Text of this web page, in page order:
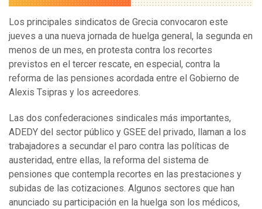
Los principales sindicatos de Grecia convocaron este
jueves a una nueva jornada de huelga general, la segunda en
menos de un mes, en protesta contra los recortes
previstos en el tercer rescate, en especial, contra la
reforma de las pensiones acordada entre el Gobierno de
Alexis Tsipras y los acreedores.
Las dos confederaciones sindicales más importantes,
ADEDY del sector público y GSEE del privado, llaman a los
trabajadores a secundar el paro contra las políticas de
austeridad, entre ellas, la reforma del sistema de
pensiones que contempla recortes en las prestaciones y
subidas de las cotizaciones. Algunos sectores que han
anunciado su participación en la huelga son los médicos,